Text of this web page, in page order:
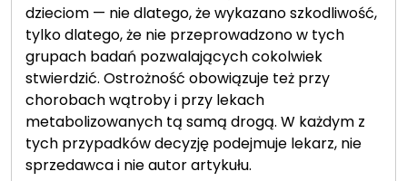
dzieciom — nie dlatego, że wykazano szkodliwość,
tylko dlatego, że nie przeprowadzono w tych
grupach badań pozwalających cokolwiek
stwierdzić. Ostrożność obowiązuje też przy
chorobach wątroby i przy lekach
metabolizowanych tą samą drogą. W każdym z
tych przypadków decyzję podejmuje lekarz, nie
sprzedawca i nie autor artykułu.